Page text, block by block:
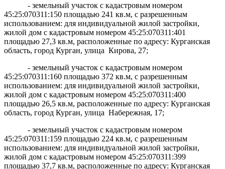
- земельный участок с кадастровым номером
45:25:070311:150 площадью 241 кв.м, с разрешенным
использованием: для индивидуальной жилой застройки,
жилой дом с кадастровым номером 45:25:070311:401
площадью 27,3 кв.м, расположенные по адресу: Курганская
область, город Курган, улица Кирова, 27;
- земельный участок с кадастровым номером
45:25:070311:160 площадью 372 кв.м, с разрешенным
использованием: для индивидуальной жилой застройки,
жилой дом с кадастровым номером 45:25:070311:400
площадью 26,5 кв.м, расположенные по адресу: Курганская
область, город Курган, улица Набережная, 17;
- земельный участок с кадастровым номером
45:25:070311:159 площадью 224 кв.м, с разрешенным
использованием: для индивидуальной жилой застройки,
жилой дом с кадастровым номером 45:25:070311:399
площадью 37,7 кв.м, расположенные по адресу: Курганская